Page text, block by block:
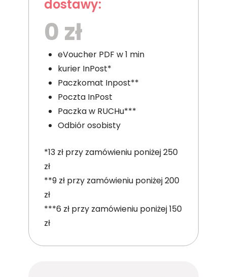
dostawy:
0 zł
eVoucher PDF w 1 min
kurier InPost*
Paczkomat Inpost**
Poczta InPost
Paczka w RUCHu***
Odbiór osobisty
*13 zł przy zamówieniu poniżej 250
zł
**9 zł przy zamówieniu poniżej 200
zł
***6 zł przy zamówieniu poniżej 150
zł